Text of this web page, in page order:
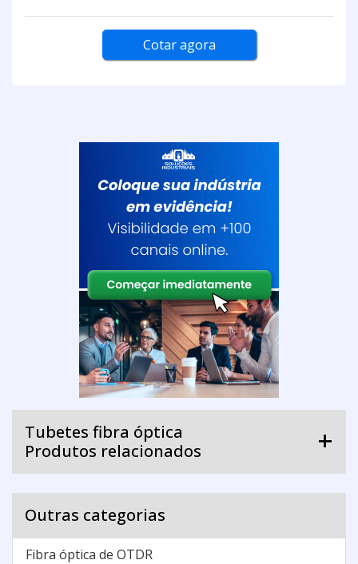
Cotar agora
Tubetes fibra óptica
Produtos relacionados
Outras categorias
Fibra óptica de OTDR